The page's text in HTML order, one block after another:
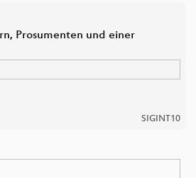
Prosumenten und einer
SIGINT10